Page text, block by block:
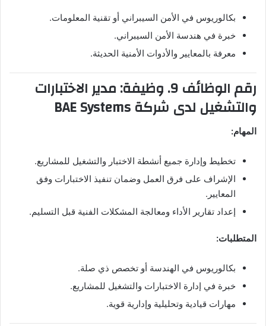
بكالوريوس في الأمن السيبراني أو تقنية المعلومات.
خبرة في هندسة الأمن السيبراني.
معرفة بالمعايير والأدوات الأمنية الحديثة.
رقم الوظائف 9. وظيفة: مدير الاختبارات
والتشغيل لدى شركة BAE Systems
المهام:
تخطيط وإدارة جميع أنشطة الاختبار والتشغيل للمشاريع.
الإشراف على فرق العمل وضمان تنفيذ الاختبارات وفق
المعايير.
إعداد تقارير الأداء ومعالجة المشكلات الفنية قبل التسليم.
المتطلبات:
بكالوريوس في الهندسة أو تخصص ذي صلة.
خبرة في إدارة الاختبارات والتشغيل للمشاريع.
مهارات قيادية وتحليلية وإدارية قوية.